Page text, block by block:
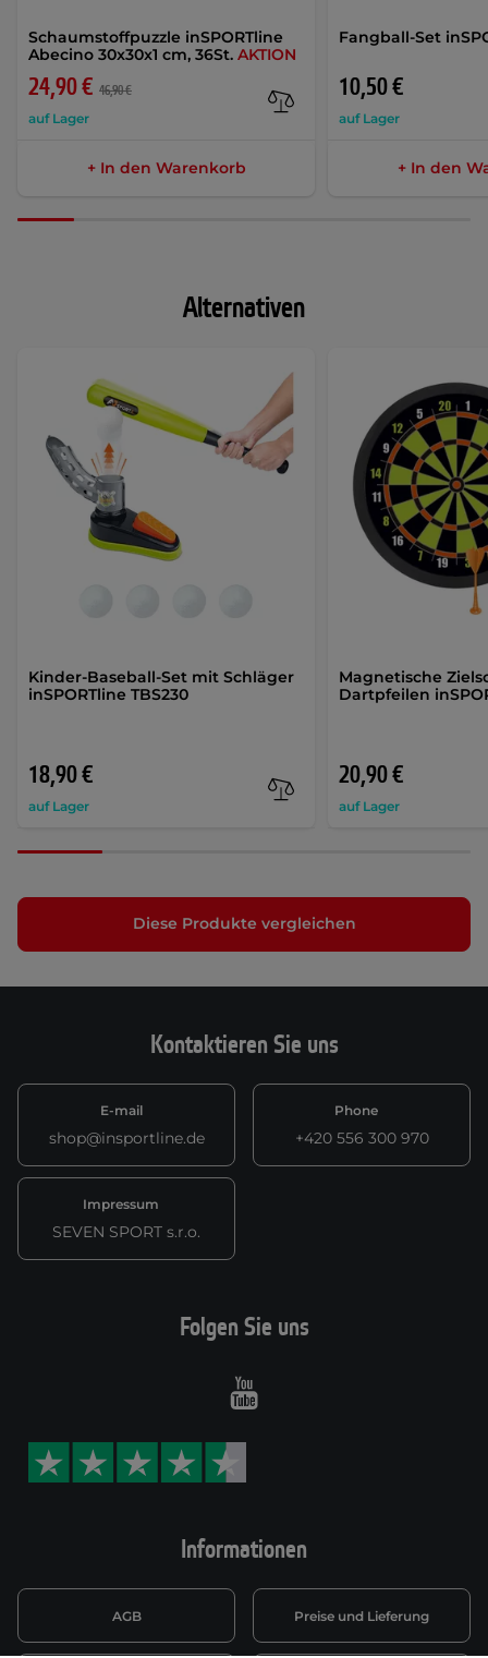
Schaumstoffpuzzle inSPORTline
Abecino 30x30x1 cm, 36St. AKTION
24,90 € 46,90 €
auf Lager
+ In den Warenkorb
Fangball-Set
10,50 €
auf Lager
+ In den
Alternativen
Kinder-Baseball-Set mit Schläger
inSPORTline TBS230
18,90 €
auf Lager
Magnetische
Dartpfeilen
20,90 €
auf Lager
Diese Produkte vergleichen
Kontaktieren Sie uns
E-mail
shop@insportline.de
Phone
+420 556 300 970
Impressum
SEVEN SPORT s.r.o.
Informationen
AGB Preise und Lieferung
Folgen Sie uns
Youtube